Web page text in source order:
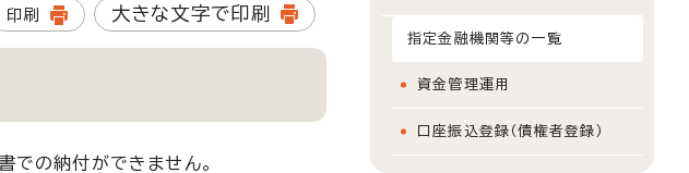
印刷 大きな文字で印刷
の納付ができません。
指定金融機関等の一覧
資金管理運用
口座振込登録（債権者登録）